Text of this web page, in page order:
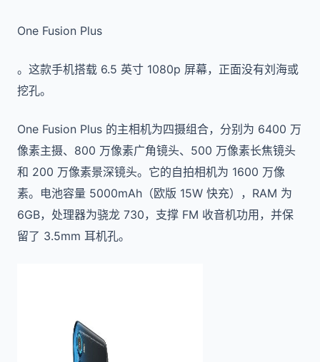
One Fusion Plus
。这款手机搭载 6.5 英寸 1080p 屏幕，正面没有刘海或
挖孔。
One Fusion Plus 的主相机为四摄组合，分别为 6400 万
像素主摄、800 万像素广角镜头、500 万像素长焦镜头
和 200 万像素景深镜头。它的自拍相机为 1600 万像
素。电池容量 5000mAh（欧版 15W 快充），RAM 为
6GB，处理器为骁龙 730，支撑 FM 收音机功用，并保
留了 3.5mm 耳机孔。